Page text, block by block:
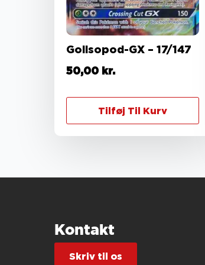
Golisopod-GX – 17/147
50,00 kr.
Tilføj Til Kurv
Kontakt
Skriv til os